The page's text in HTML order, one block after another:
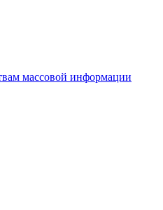
массовой информации